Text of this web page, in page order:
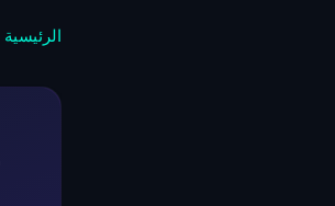
الرئيسية